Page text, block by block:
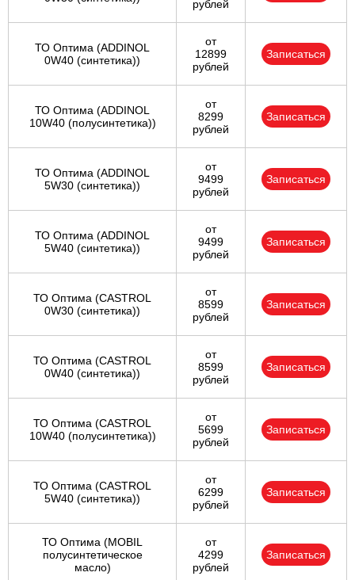
рублей
ТО Оптима (ADDINOL
0W40 (синтетика))
от
12899
рублей
Записаться
ТО Оптима (ADDINOL
10W40 (полусинтетика))
от
8299
рублей
Записаться
ТО Оптима (ADDINOL
5W30 (синтетика))
от
9499
рублей
Записаться
ТО Оптима (ADDINOL
5W40 (синтетика))
от
9499
рублей
Записаться
ТО Оптима (CASTROL
0W30 (синтетика))
от
8599
рублей
Записаться
ТО Оптима (CASTROL
0W40 (синтетика))
от
8599
рублей
Записаться
ТО Оптима (CASTROL
10W40 (полусинтетика))
от
5699
рублей
Записаться
ТО Оптима (CASTROL
5W40 (синтетика))
от
6299
рублей
Записаться
ТО Оптима (MOBIL
полусинтетическое
масло)
от
4299
рублей
Записаться